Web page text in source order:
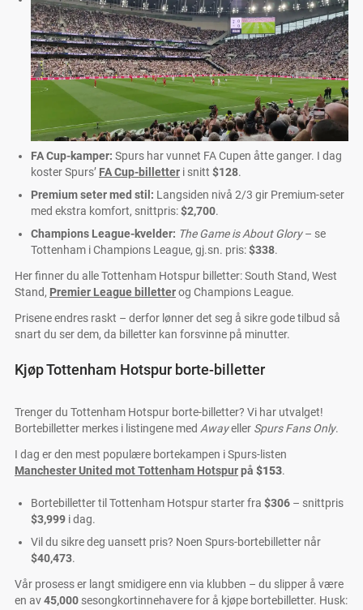
FA Cup-kamper: Spurs har vunnet FA Cupen åtte ganger. I dag
koster Spurs’ FA Cup-billetter i snitt $128.
Premium seter med stil: Langsiden nivå 2/3 gir Premium-seter
med ekstra komfort, snittpris:$2,700.
Champions League-kvelder: The Game is About Glory– se
Tottenham i Champions League, gj.sn. pris:$338.
Her finner du alle Tottenham Hotspur billetter: South Stand, West
Stand, Premier League billetterog Champions League.
Prisene endres raskt – derfor lønner det seg å sikre gode tilbud så
snart du ser dem, da billetter kan forsvinne på minutter.
Kjøp Tottenham Hotspur borte-billetter
Trenger du Tottenham Hotspur borte-billetter? Vi har utvalget!
Bortebilletter merkes i listingene med Awayeller Spurs Fans Only.
I dag er den mest populære bortekampen i Spurs-listen
Manchester United mot Tottenham Hotspurpå $153.
Bortebilletter til Tottenham Hotspur starter fra $306 – snittpris
$3,999 i dag.
Vil du sikre deg uansett pris? Noen Spurs-bortebilletter når
$40,473.
Vår prosess er langt smidigere enn via klubben – du slipper å være
en av45,000 sesongkortinnehavere for å kjøpe bortebilletter. Husk: